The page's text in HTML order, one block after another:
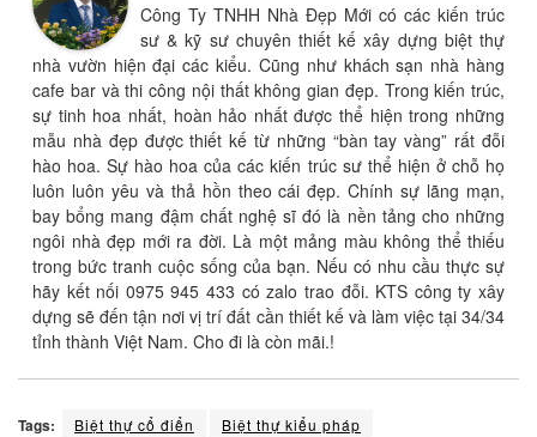
Công Ty TNHH Nhà Đẹp Mới có các kiến trúc
sư & kỹ sư chuyên thiết kế xây dựng biệt thự
nhà vườn hiện đại các kiểu. Cũng như khách sạn nhà hàng
cafe bar và thi công nội thất không gian đẹp. Trong kiến trúc,
sự tinh hoa nhất, hoàn hảo nhất được thể hiện trong những
mẫu nhà đẹp được thiết kế từ những “bàn tay vàng” rất đỗi
hào hoa. Sự hào hoa của các kiến trúc sư thể hiện ở chỗ họ
luôn luôn yêu và thả hồn theo cái đẹp. Chính sự lãng mạn,
bay bổng mang đậm chất nghệ sĩ đó là nền tảng cho những
ngôi nhà đẹp mới ra đời. Là một mảng màu không thể thiếu
trong bức tranh cuộc sống của bạn. Nếu có nhu cầu thực sự
hãy kết nối 0975 945 433 có zalo trao đỗi. KTS công ty xây
dựng sẽ đến tận nơi vị trí đất cần thiết kế và làm việc tại 34/34
tỉnh thành Việt Nam. Cho đi là còn mãi.!
Tags: Biệt thự cổ điển
Biệt thự kiểu pháp